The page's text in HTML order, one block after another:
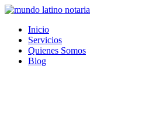
Saltar
contenido
Inicio
Servicios
Quienes Somos
Blog